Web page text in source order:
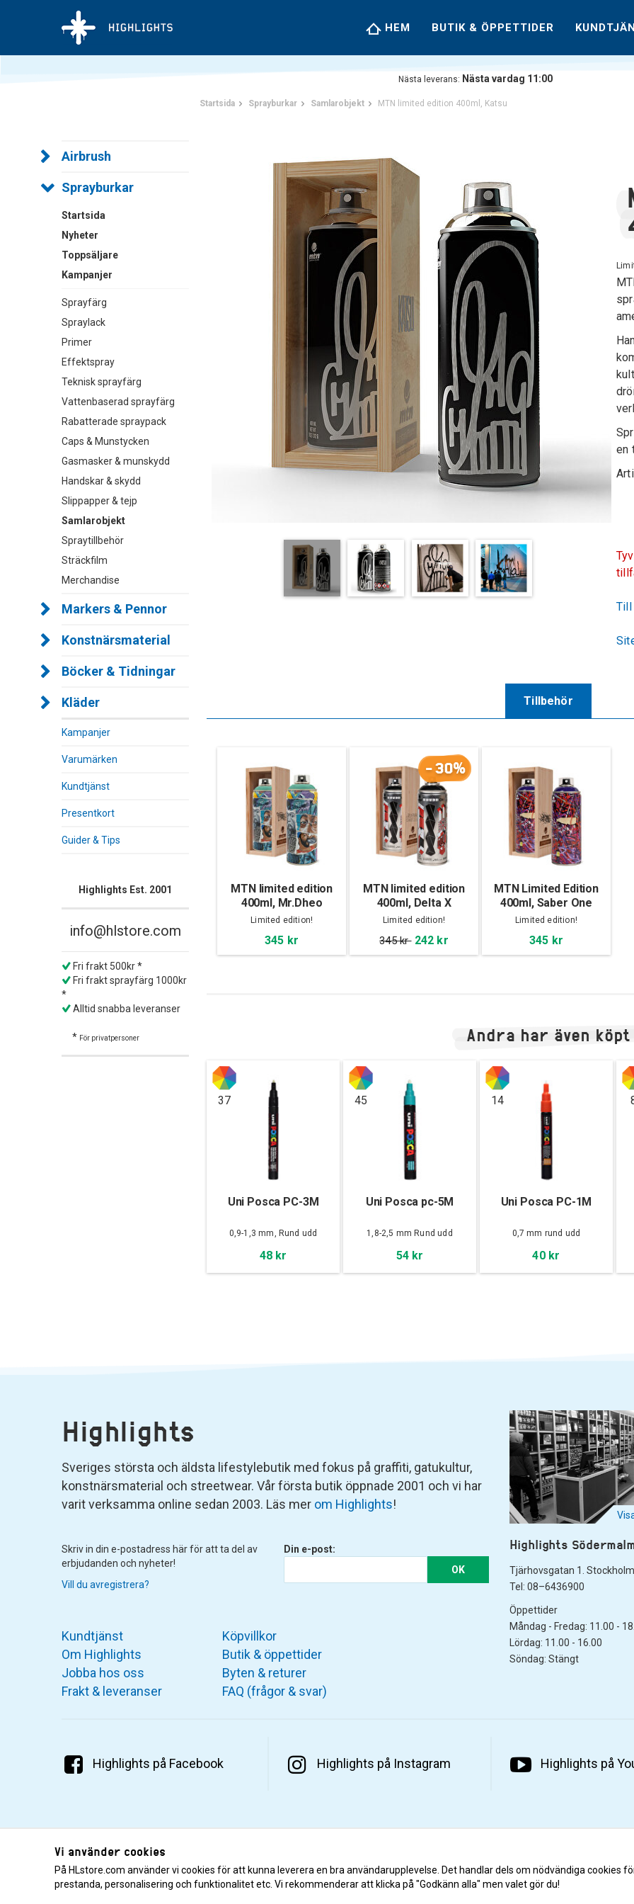
HEM BUTIK & ÖPPETTIDER
Nästa leverans: Nästa vardag 11:00
Airbrush
Sprayburkar
Startsida
Nyheter
Toppsäljare
Kampanjer
Sprayfärg
Spraylack
Primer
Effektspray
Teknisk sprayfärg
Vattenbaserad sprayfärg
Rabatterade spraypack
Caps & Munstycken
Gasmasker & munskydd
Handskar & skydd
Slippapper & tejp
Samlarobjekt
Spraytillbehör
Sträckfilm
Merchandise
Markers & Pennor
Konstnärsmaterial
Böcker & Tidningar
Kläder
Kampanjer
Varumärken
Kundtjänst
Presentkort
Guider & Tips
Highlights Est. 2001
info@hlstore.com
Fri frakt 500kr *
Fri frakt sprayfärg 1000kr
*
Alltid snabba leveranser
* För privatpersoner
Startsida Sprayburkar Samlarobjekt MTN limited edition 400ml, Katsu
en
Till
Tillbehör
MTN limited edition
400ml, Mr.Dheo
Limited edition!
345 kr
-30%
MTN limited edition
400ml, Delta X
Ruyzdael
Limited edition!
345 kr 242 kr
MTN Limited Edition
400ml, Saber One
Limited edition!
345 kr
Andra har även köpt
37
Uni Posca PC-3M
0,9-1,3 mm, Rund udd
48 kr
45
Uni Posca pc-5M
1,8-2,5 mm Rund udd
54 kr
14
Uni Posca PC-1M
0,7 mm rund udd
40 kr
Highlights
Sveriges största och äldsta lifestylebutik med fokus på graffiti, gatukultur,
konstnärsmaterial och streetwear. Vår första butik öppnade 2001 och vi har
varit verksamma online sedan 2003. Läs mer om Highlights!
Skriv in din e-postadress här för att ta del av
erbjudanden och nyheter!
Vill du avregistrera?
Din e-post:
OK
Highlights
Tjärhovsgatan 1. Stockholm
Tel: 08–6436900
Öppettider
Måndag - Fredag: 11.00 -
Lördag: 11.00 - 16.00
Söndag: Stängt
Kundtjänst
Om Highlights
Jobba hos oss
Frakt & leveranser
Köpvillkor
Butik & öppettider
Byten & returer
FAQ (frågor & svar)
Highlights på Facebook Highlights på Instagram Highlights på
© 2001–2026 Highlights/KR Distribution AB.
Vi använder cookies
På HLstore.com använder vi cookies för att kunna leverera en bra användarupplevelse. Det handlar dels om nödvändiga
prestanda, personalisering och funktionalitet etc. Vi rekommenderar att klicka på "Godkänn alla" men valet gör du!